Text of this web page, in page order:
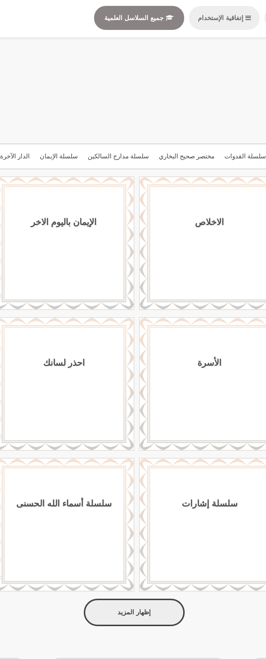
إتفاقية الإستخدام جميع السلاسل العلمية
سلسلة القدوات مختصر صحيح البخاري سلسلة مدارج السالكين سلسلة الإيمان الدار الآخرة
الاخلاص الإيمان باليوم الاخر
الأسرة احذر لسانك
سلسلة إشارات سلسلة أسماء الله الحسنى
إظهار المزيد